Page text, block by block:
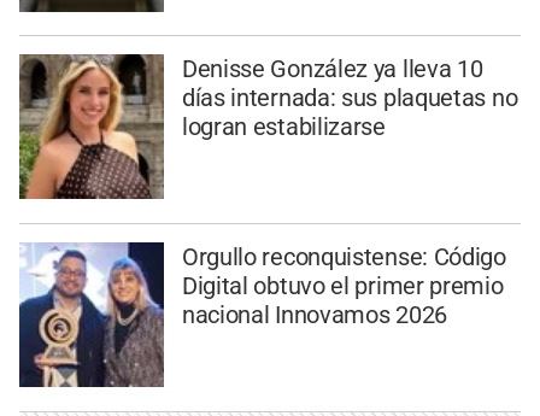
Denisse González ya lleva 10
días internada: sus plaquetas no
logran estabilizarse
Orgullo reconquistense: Código
Digital obtuvo el primer premio
nacional Innovamos 2026